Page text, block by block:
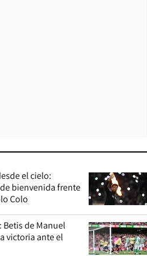
el cielo:
bienvenida frente
Colo
de Manuel
victoria ante el